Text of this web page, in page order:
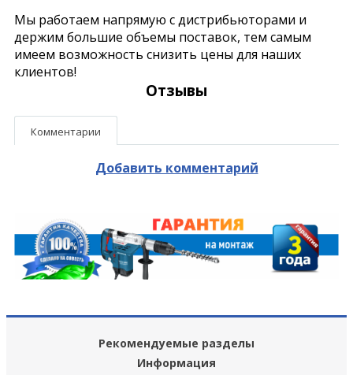
Мы работаем напрямую с дистрибьюторами и
держим большие объемы поставок, тем самым
имеем возможность снизить цены для наших
клиентов!
Отзывы
Комментарии
Добавить комментарий
Рекомендуемые разделы
Информация